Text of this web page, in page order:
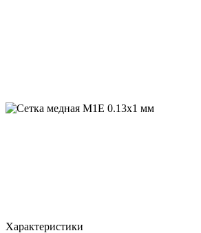
Характеристики